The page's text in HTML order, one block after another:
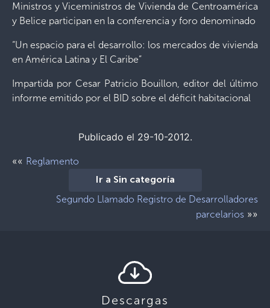
Ministros y Viceministros de Vivienda de Centroamérica
y Belice participan en la conferencia y foro denominado
“Un espacio para el desarrollo: los mercados de vivienda
en América Latina y El Caribe”
Impartida por Cesar Patricio Bouillon, editor del último
informe emitido por el BID sobre el déficit habitacional
Publicado el 29-10-2012.
«« Reglamento
Ir a Sin categoría
Segundo Llamado Registro de Desarrolladores
parcelarios »»
Descargas